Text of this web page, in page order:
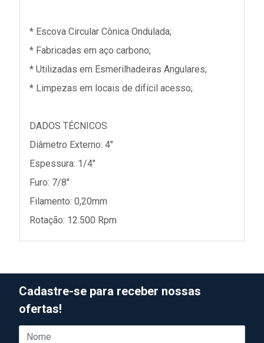
* Escova Circular Cônica Ondulada;
* Fabricadas em aço carbono;
* Utilizadas em Esmerilhadeiras Angulares;
* Limpezas em locais de difícil acesso;
DADOS TÉCNICOS
Diâmetro Externo: 4"
Espessura: 1/4"
Furo: 7/8"
Filamento: 0,20mm
Rotação: 12.500 Rpm
Cadastre-se para receber nossas
ofertas!